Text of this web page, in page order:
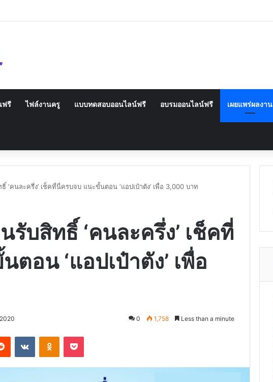
ฟรี ไฟล์งานครู แบบทดสอบออนไลน์ฟรี อบรมออนไลน์ฟรี เผยแพร่ผลงาน
‘คนละครึ่ง’ เช็คที่นี่ครบจบ แนะขั้นตอน ‘แอปเป๋าตัง’ เพื่อ 3,000 บาท
รับสิทธิ์ ‘คนละครึ่ง’ เช็คที่
อน ‘แอปเป๋าตัง’ เพื่อ
0 1,758 Less than a minute
Reddit VKontakteOdnoklassniki
Pocket